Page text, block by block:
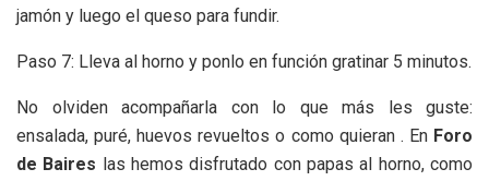
jamón y luego el queso para fundir.
Paso 7: Lleva al horno y ponlo en función gratinar 5 minutos.
No olviden acompañarla con lo que más les guste:
ensalada, puré, huevos revueltos o como quieran . EnForo
de Baires las hemos disfrutado con papas al horno, como